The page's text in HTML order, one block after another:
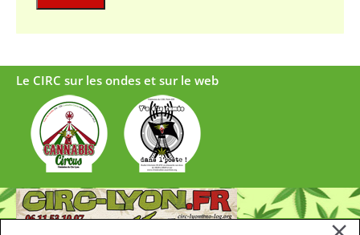
Le CIRC sur les ondes et sur le web